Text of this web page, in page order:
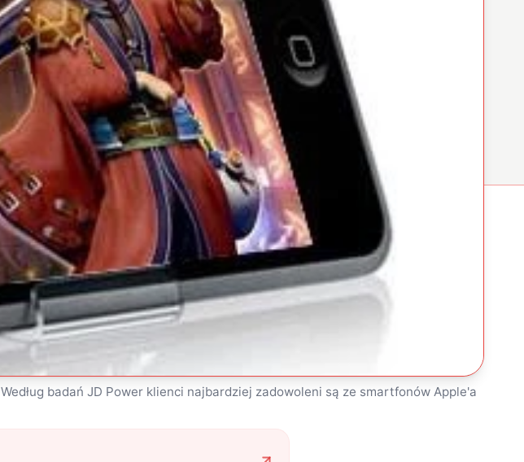
Według badań JD Power klienci najbardziej zadowoleni są ze smartfonów Apple'a